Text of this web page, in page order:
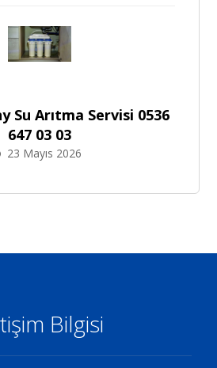
Su Arıtma Servisi 0536
647 03 03
23 Mayıs 2026
Bilgisi